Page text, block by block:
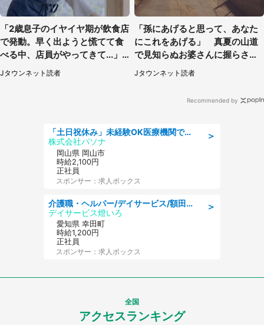
「2歳息子のイヤイヤ期が飲食店
で発動。早く出ようと慌てて食
べる中、店員がやってきて...」
（岡山県・40代女性）
Jタウンネット読者
「孫にあげると思って、あなた
にこれをあげる」 真夏の山道
で見知らぬお婆さんに握らされ
たもの（山口県・30代女性）
Jタウンネット読者
Recommended by
＞
「土日祝休み」未経験OK医療機関での治験コーディネーターのお仕事
株式会社パソナ
岡山県 岡山市
時給2,100円
正社員
スポンサー：求人ボックス
＞
介護職・ヘルパー/デイサービス/額田郡幸田町/JR東海道本線 幸田/愛知県
デイサービス燈いろ
愛知県 幸田町
時給1,200円
正社員
スポンサー：求人ボックス
全国
アクセスランキング